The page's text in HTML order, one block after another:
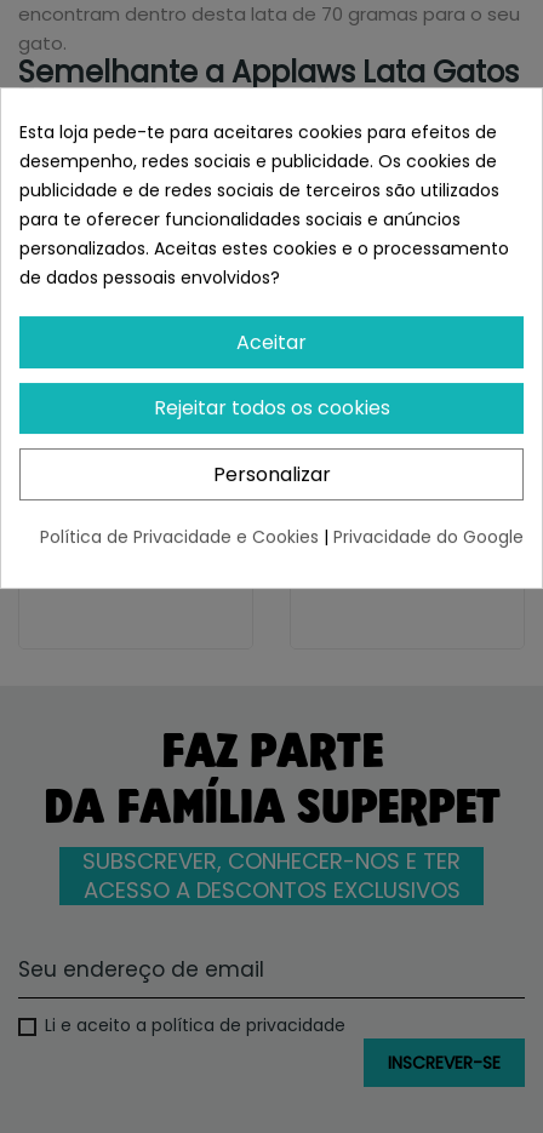
encontram dentro desta lata de 70 gramas para o seu
gato.
Semelhante a Applaws Lata Gatos
70 gr Pechuga de Pollo
APPLAWS
Applaws Sobre Gatos 70
¡Últimas produtos!
APPLAWS
Applaws Lata Gatos 70 Gr
Atún Con Queso
¡Últimas produtos!
FAZ PARTE
DA FAMÍLIA SUPERPET
SUBSCREVER, CONHECER-NOS E TER
ACESSO A DESCONTOS EXCLUSIVOS
Li e aceito a política de privacidade
Esta loja pede-te para aceitares cookies para efeitos de
desempenho, redes sociais e publicidade. Os cookies de
publicidade e de redes sociais de terceiros são utilizados
para te oferecer funcionalidades sociais e anúncios
personalizados. Aceitas estes cookies e o processamento
de dados pessoais envolvidos?
Aceitar
Rejeitar todos os cookies
Personalizar
Política de Privacidade e Cookies | Privacidade do Google